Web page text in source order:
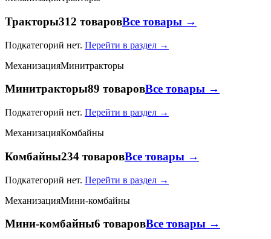
Тракторы312 товаровВсе товары →
Подкатегорий нет. Перейти в раздел →
МеханизацияМинитракторы
Минитракторы89 товаровВсе товары →
Подкатегорий нет. Перейти в раздел →
МеханизацияКомбайны
Комбайны234 товаровВсе товары →
Подкатегорий нет. Перейти в раздел →
МеханизацияМини-комбайны
Мини-комбайны6 товаровВсе товары →